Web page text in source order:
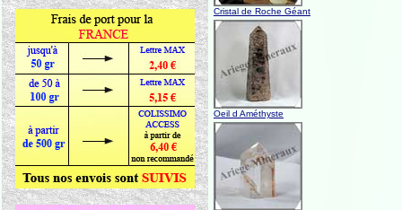
Cristal de Roche Géant
Oeil d Améthyste